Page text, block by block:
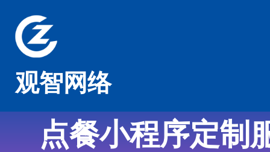
观智网络
点餐小程序定制